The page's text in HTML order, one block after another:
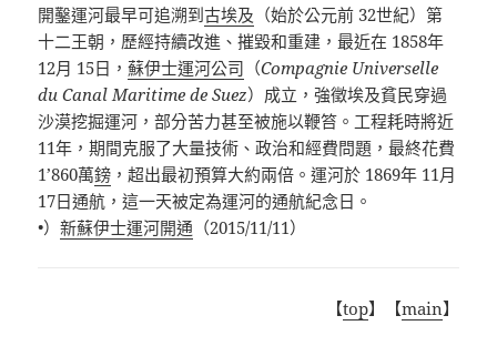
開鑿運河最早可追溯到古埃及 （始於公元前 32世紀）第
十二王朝，歷經持續改進、摧毀和重建，最近在 1858年
12月 15日，蘇伊士運河公司 （Compagnie Universelle
du Canal Maritime de Suez）成立，強徵埃及貧民穿過
沙漠挖掘運河，部分苦力甚至被施以鞭笞。工程耗時將近
11年，期間克服了大量技術、政治和經費問題，最終花費
1’860萬鎊 ，超出最初預算大約兩倍。運河於 1869年 11月
17日通航，這一天被定為運河的通航紀念日。
•）新蘇伊士運河開通 （2015/11/11）
【top】【main】